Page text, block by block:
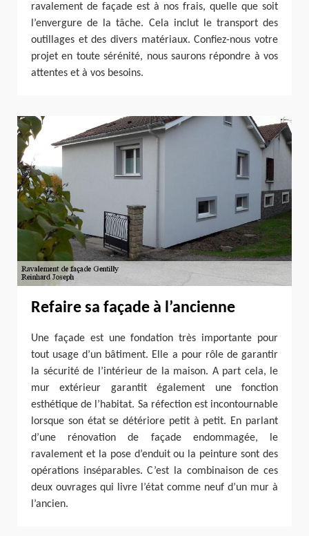
ravalement de façade est à nos frais, quelle que soit
l’envergure de la tâche. Cela inclut le transport des
outillages et des divers matériaux. Confiez-nous votre
projet en toute sérénité, nous saurons répondre à vos
attentes et à vos besoins.
Refaire sa façade à l’ancienne
Une façade est une fondation très importante pour
tout usage d’un bâtiment. Elle a pour rôle de garantir
la sécurité de l’intérieur de la maison. A part cela, le
mur extérieur garantit également une fonction
esthétique de l’habitat. Sa réfection est incontournable
lorsque son état se détériore petit à petit. En parlant
d’une rénovation de façade endommagée, le
ravalement et la pose d’enduit ou la peinture sont des
opérations inséparables. C’est la combinaison de ces
deux ouvrages qui livre l’état comme neuf d’un mur à
l’ancien.